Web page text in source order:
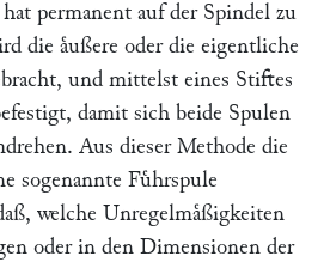
permanent auf der Spindel zu
die aͤußere oder die eigentliche
und mittelst eines Stiftes
damit sich beide Spulen
Aus dieser Methode die
sogenannte Fuͤhrspule
welche Unregelmaͤßigkeiten
oder in den Dimensionen der